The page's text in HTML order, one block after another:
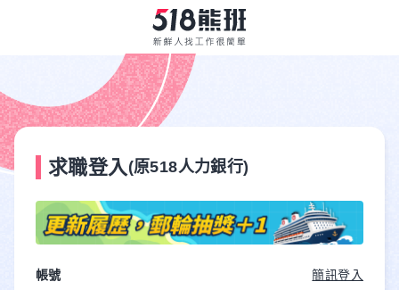
求職登入 (原518人力銀行)
帳號 簡訊登入